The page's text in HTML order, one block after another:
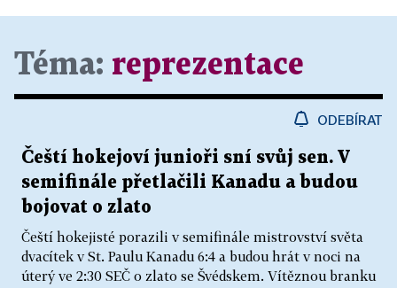
Téma: reprezentace
ODEBÍRAT
Čeští hokejoví junioři sní svůj sen. V
semifinále přetlačili Kanadu a budou
bojovat o zlato
Čeští hokejisté porazili v semifinále mistrovství světa
dvacítek v St. Paulu Kanadu 6:4 a budou hrát v noci na
úterý ve 2:30 SEČ o zlato se Švédskem. Vítěznou branku